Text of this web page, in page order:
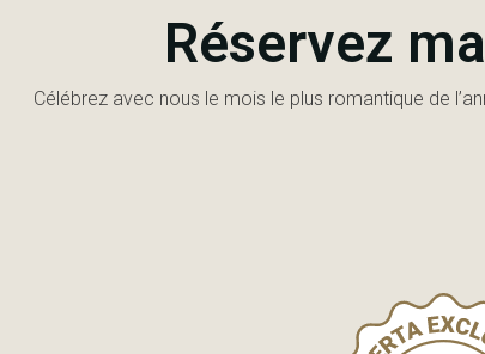
Réservez
Célébrez avec nous le mois le plus romantique de